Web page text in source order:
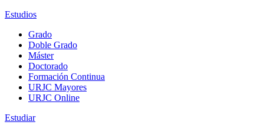
Estudios
Grado
Doble Grado
Máster
Doctorado
Formación Continua
URJC Mayores
URJC Online
Estudiar